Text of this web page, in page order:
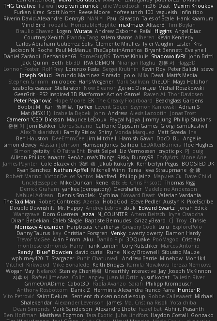
THG Creative lia wu joop van drunick Julie Woodcock nic96 Dzät Maxim Krioukov
Furkan Kirac Scott North Reese Moore nofreelunch 100 vagueish Infinitipo
Riverin David-Alexandre DennyB NAN YI Paul Gleason Tales of Scale Hank Kaamura
Mind Bird
robzilla HonorableHoplite madmacx AlisserB Tim Boylan
Braulio Chavez
Logan Wutata Andrew Osborne Rafal Higgins Angel Diaz
Courtney Xenith Francky Tang salem shams Alheren Kevin Kennedy
Carlos Abraham Gutiérrez Solis Clemente Miralles Tyler Vaughn Laster Kris
Jackson N. Rocha Paul McManus TheCaptainAmerica Bryant Bennett Evelyne I
Dániel Zarándi BenYanken69 SomeGuyBS Tomas Kiniulis ShadowolfVFX John Britti
Jack Quinn Beth Ebi3D RVA DEMON Niranjan Raghu 경문 서 Flagg3D
Lonnon Foster Rolf Frey Lorenzo Festa Sergei Krutihin Kevin Roy Peter Balicki steve
Joseph Salud
Facundo Martinez Pintado polo Mila Dewi
Matt's Media
Stephen Grimm
microdee Hans Wegener Mark Sullivan theLOF Maya Halphon
szabolcs csaszar Stellarator Now Eleanor Денис Оницев Michał Roszkowski
GearGrit - PS2 inspired 3D Platformer Action Game!
Raven Ai Thor Davidsen
Peter Pejanović Hope Moore EK The Creaky Floorboard Beachglass Gardens
Bobbit M.
Karl 敦智 紀 Tjoffex Levent Göçer Szymon Kaniewski Adrian S
Mat (M5X11) Izabella Dębek john Andrew Alexis Lazootin
Jonas Trost
Cameron 'CSD' Dickson Maurice LeDoux Fayçal Njoya Jimmy Jung Phillip Studans
준현 이 Jorn Bakker Lloros Sarano Caffeine Oppsum Games Giorgi Samukashvili
Alex Tsiskarishvili Family Rislov Shiny Vonda Marquez Matt Sweda Ina
Ben Houston
DeeEmmCee Jim Mitchell Hamish Gawn DocD Bu Angelie
simon dewey Alastair Johnson Harrison Jones Saihou LEDAfterBurners Roe Hughes
Simon getzity K.O Tsitra Eht Brett Seipel Liz Vermoesen cryptic pk PJ quig
Allison Philips anaptr RenAzuma's Things Risky_Bunny98 EndyArts Mone Ane
James Paynter Cole Blazevich 家維 張 Jakub Kukuryk Kemberlyn Pegus BOOSTED UK
Ryan Sanchez Nathan Apffel Mitchell Winn Tania Ieva Straupmane 金 康
Robert Marino Victor De los Santos Manfred Philipp Jainz Марина Ск Dave Child
UncleJesseppe Mike Duncan Rene 名氏 无 Chris Priscott Thomas Rigg
Derrick Graham yankee (derogatory) Overshafter Madeleine Andersson
Nahuel Adreani Dennis Smolek Mythina Noward Beast Valerian Vardania
The Taxi Man Robert Contreras Azerta HoboGod Steve Pedler Austyn K PixelScribe
Double Downshift Mr. Happy Andrey Lebrov sbuk Edward Swartz
Jonah Edick
Wahrgrave Dom Guerrera Jazza N_COUNTER Artem Beitsch
Iryna Osadcha
Diran Bebekian Caleb Slagle Baptiste Belmudes GrizzlyBeard CJ Troy Chrisie
Morrissey Alexander Harpbeats charliehsy Gregory Cook Lulu
ExplorePolo
Danny Taurus kay Christian Forsgren Venky qwerty qwerty Damon Hardy
Trevor McGee Alan Pimm Aku Danilo Pipi 3DQuake PooMagoo Cristian
montrose edmonds Harry Frank Lundin Cory Kutschker Marcos Antonio
Randy "Blue" Bowden david curiel Rune Nicky Brownell Sibusiso Mauze
wpbirney420 T. Stargazer Punit Chaturvedi Andrew Barrie Minehow Mon1k4
Mitchell Kirkwood Mike Bonafede Keith Bridges Kamila Novakova Tereza Nemcova
Wogan May NefaroX Stanley Chen榕樹 Unearthly Interactive Jay Joseph McKinnon
지후 이
Rafael Jimenez Colin Langley Juan M Ortiz yusuf kodat Taliesin River
GrimeOnADime Cabot3D Paola Avanzo Sarah Philipp Krombusch
Anthony Rosbottom Danik Z Herminia Alexandra Franco Parra Hunter R
Vito Petrović Saint Deluca Sentient chicken noodle soup Robbe Callewaert Michael
Shalekendar Alexander Levenson James Ma. Cristina Risoli Yota chiba
Dean Simonds Mark Sanderson Alexandre Lhote hazel bat Abhijit Prasanth
Ben Hoffman Matthew Edgmon Tara Exotic Juha Lindfors Haydon Costall Gonzako